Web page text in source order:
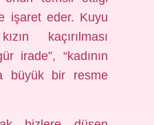
işaret eder. Kuyu
kaçırılması
irade”, “kadının
büyük bir resme